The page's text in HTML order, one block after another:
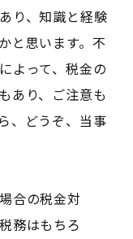
り、知識と経験
と思います。不
よって、税金の
あり、ご注意も
、どうぞ、当事
合の税金対
務はもちろ